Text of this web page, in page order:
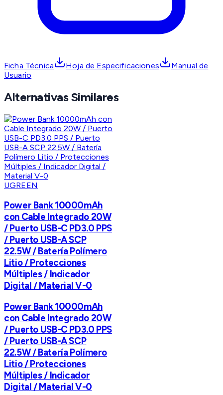
Ficha Técnica Hoja de Especificaciones
Manual de
Usuario
Alternativas Similares
UGREEN
Power Bank 10000mAh
con Cable Integrado 20W
/ Puerto USB-C PD3.0 PPS
/ Puerto USB-A SCP
22.5W / Batería Polímero
Litio / Protecciones
Múltiples / Indicador
Digital / Material V-0
Power Bank 10000mAh
con Cable Integrado 20W
/ Puerto USB-C PD3.0 PPS
/ Puerto USB-A SCP
22.5W / Batería Polímero
Litio / Protecciones
Múltiples / Indicador
Digital / Material V-0